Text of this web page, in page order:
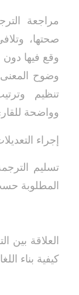
مراجعة
صحتها،
وقع فيها
وضوح
تنظيم
وواضحة
إجراء
تسليم
المطلوبة
العلاقة بين
كيفية بناء